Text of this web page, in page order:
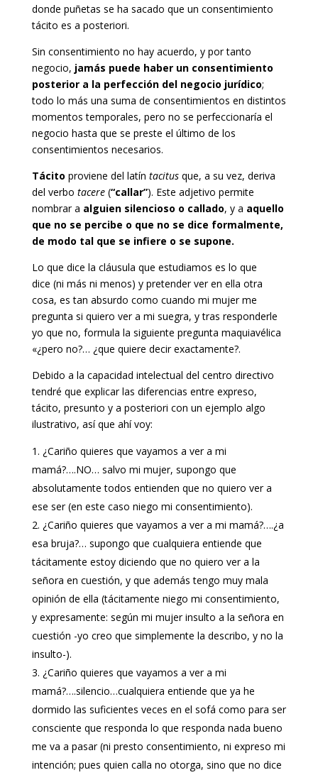
donde puñetas se ha sacado que un consentimiento
tácito es a posteriori.
Sin consentimiento no hay acuerdo, y por tanto
negocio, jamás puede haber un consentimiento
posterior a la perfección del negocio jurídico;
todo lo más una suma de consentimientos en distintos
momentos temporales, pero no se perfeccionaría el
negocio hasta que se preste el último de los
consentimientos necesarios.
Tácito proviene del latín tacitusque, a su vez, deriva
del verbo tacere(“callar”). Este adjetivo permite
nombrar a alguien silencioso o callado, y a aquello
que no se percibe o que no se dice formalmente,
de modo tal que se infiere o se supone.
Lo que dice la cláusula que estudiamos es lo que
dice (ni más ni menos) y pretender ver en ella otra
cosa, es tan absurdo como cuando mi mujer me
pregunta si quiero ver a mi suegra, y tras responderle
yo que no, formula la siguiente pregunta maquiavélica
«¿pero no?… ¿que quiere decir exactamente?.
Debido a la capacidad intelectual del centro directivo
tendré que explicar las diferencias entre expreso,
tácito, presunto y a posteriori con un ejemplo algo
ilustrativo, así que ahí voy:
¿Cariño quieres que vayamos a ver a mi
mamá?….NO… salvo mi mujer, supongo que
absolutamente todos entienden que no quiero ver a
ese ser (en este caso niego mi consentimiento).
¿Cariño quieres que vayamos a ver a mi mamá?….¿a
esa bruja?… supongo que cualquiera entiende que
tácitamente estoy diciendo que no quiero ver a la
señora en cuestión, y que además tengo muy mala
opinión de ella (tácitamente niego mi consentimiento,
y expresamente: según mi mujer insulto a la señora en
cuestión -yo creo que simplemente la describo, y no la
insulto-).
¿Cariño quieres que vayamos a ver a mi
mamá?….silencio…cualquiera entiende que ya he
dormido las suficientes veces en el sofá como para ser
consciente que responda lo que responda nada bueno
me va a pasar (ni presto consentimiento, ni expreso mi
intención; pues quien calla no otorga, sino que no dice